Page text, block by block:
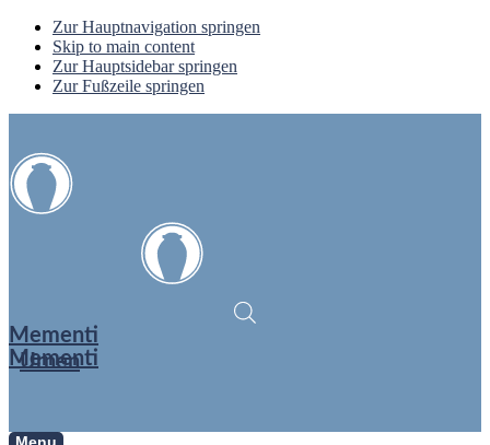
Zur Hauptnavigation springen
Skip to main content
Zur Hauptsidebar springen
Zur Fußzeile springen
Mementi
Urnen
Mementi